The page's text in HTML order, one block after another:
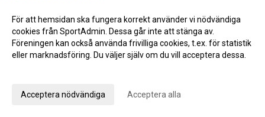
Dubbla Giff-segrar i inledningen av U-lagsserien
Glädje och jubel - stort bildspel från Giffcupens avgörande 2022-05-01 21:34
Full fart även andra helgen av Giffcupen - se bilderna här!
Inför: TG&IF – Åsarp-Trädet FK
För att hemsidan ska fungera korrekt använder vi nödvändiga
cookies från SportAdmin. Dessa går inte att stänga av.
Föreningen kan också använda frivilliga cookies, t.ex. för statistik
eller marknadsföring. Du väljer själv om du vill acceptera dessa.
Acceptera nödvändiga Acceptera alla